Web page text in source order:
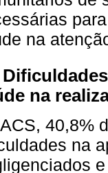
na
na
40,8%
na